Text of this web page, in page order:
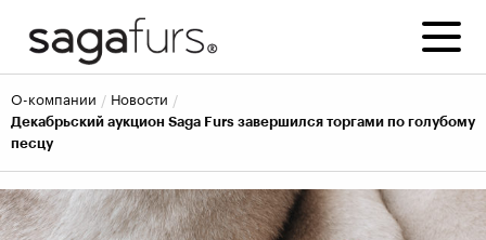
о-компании
новости
Декабрьский аукцион Saga Furs завершился торгами по голубому
песцу